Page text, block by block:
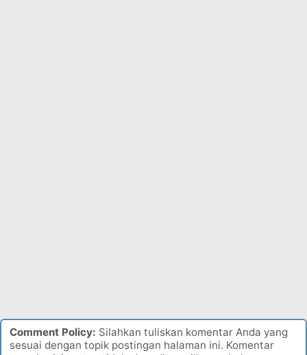
Comment Policy: Silahkan tuliskan komentar Anda yang
sesuai dengan topik postingan halaman ini. Komentar